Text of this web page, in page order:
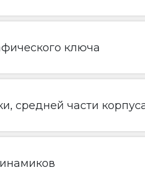
ключа
средней части